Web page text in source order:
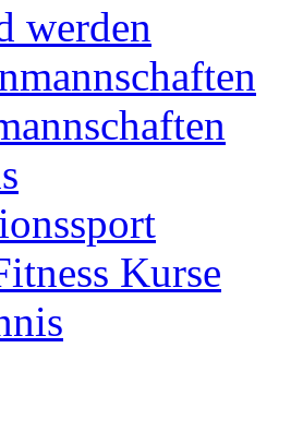
werden
Kurse